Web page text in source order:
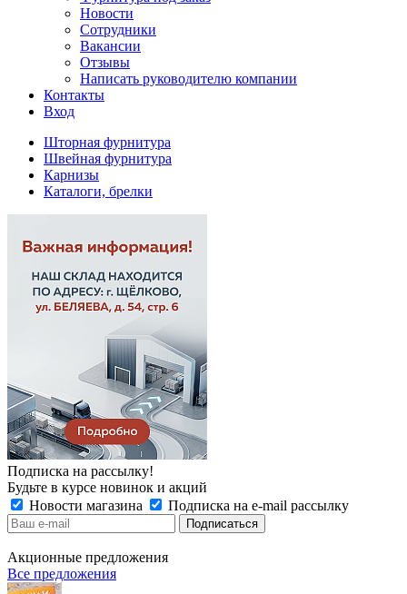
Новости
Сотрудники
Вакансии
Отзывы
Написать руководителю компании
Контакты
Вход
Шторная фурнитура
Швейная фурнитура
Карнизы
Каталоги, брелки
Подписка на рассылку!
Будьте в курсе новинок и акций
Новости магазина
Подписка на e-mail рассылку
Акционные предложения
Все предложения